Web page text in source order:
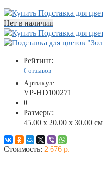
Нет в наличии
Рейтинг:
0 отзывов
Артикул:
VP-HD100271
0
Размеры:
45.00 x 20.00 x 30.00 см
Стоимость: 2 676 р.